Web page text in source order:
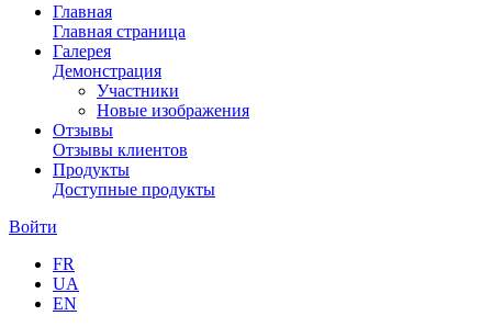
Главная
Главная страница
Галерея
Демонстрация
Участники
Новые изображения
Отзывы
Отзывы клиентов
Продукты
Доступные продукты
Войти
FR
UA
EN